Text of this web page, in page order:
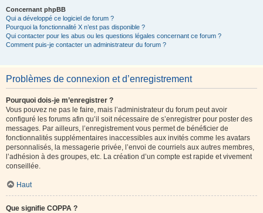
Concernant phpBB
Qui a développé ce logiciel de forum ?
Pourquoi la fonctionnalité X n’est pas disponible ?
Qui contacter pour les abus ou les questions légales concernant ce forum ?
Comment puis-je contacter un administrateur du forum ?
Problèmes de connexion et d’enregistrement
Pourquoi dois-je m’enregistrer ?
Vous pouvez ne pas le faire, mais l’administrateur du forum peut avoir
configuré les forums afin qu’il soit nécessaire de s’enregistrer pour poster des
messages. Par ailleurs, l’enregistrement vous permet de bénéficier de
fonctionnalités supplémentaires inaccessibles aux invités comme les avatars
personnalisés, la messagerie privée, l’envoi de courriels aux autres membres,
l’adhésion à des groupes, etc. La création d’un compte est rapide et vivement
conseillée.
Haut
Que signifie COPPA ?